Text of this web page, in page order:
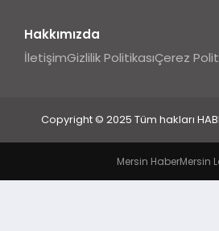
YAŞAM
Hakkımızda
İletişimGizlilik PolitikasıÇerez
Copyright © 2025 Tüm hakları
Mersin HaberMersin